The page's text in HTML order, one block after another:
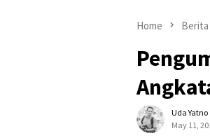
Home Berita
Uda Yatno
May 11,